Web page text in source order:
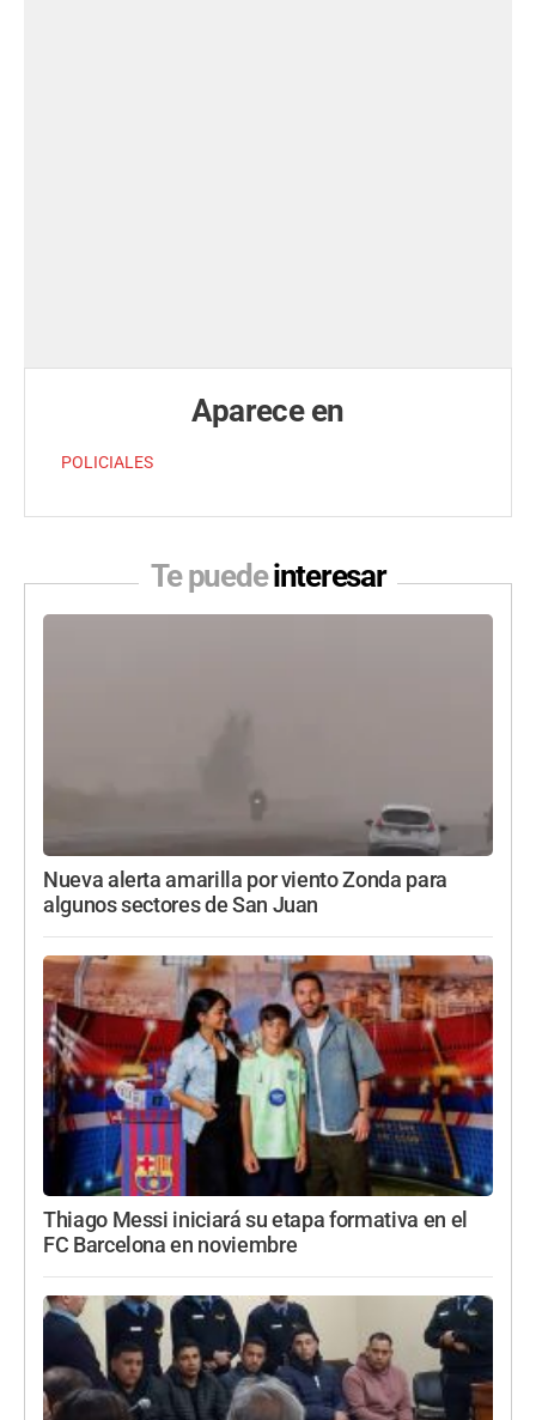
Aparece en
POLICIALES
Te puedeinteresar
Nueva alerta amarilla por viento Zonda para
algunos sectores de San Juan
Thiago Messi iniciará su etapa formativa en el
FC Barcelona en noviembre